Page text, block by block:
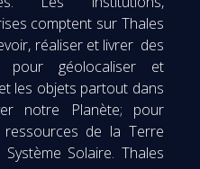
comptent sur Thales
réaliser et livrer des
pour géolocaliser et
les objets partout dans
notre Planète; pour
de la Terre
Solaire. Thales